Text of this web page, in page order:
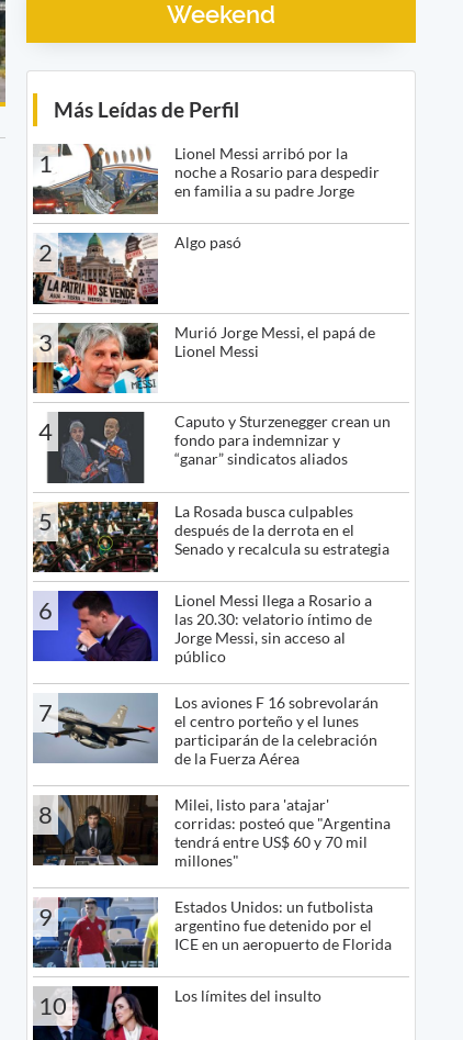
Weekend
Más Leídas de Perfil
1
Lionel Messi arribó por la
noche a Rosario para despedir
en familia a su padre Jorge
2 Algo pasó
3
Murió Jorge Messi, el papá de
Lionel Messi
4
Caputo y Sturzenegger crean un
fondo para indemnizar y
“ganar” sindicatos aliados
5
La Rosada busca culpables
después de la derrota en el
Senado y recalcula su estrategia
6
Lionel Messi llega a Rosario a
las 20.30: velatorio íntimo de
Jorge Messi, sin acceso al
público
7
Los aviones F 16 sobrevolarán
el centro porteño y el lunes
participarán de la celebración
de la Fuerza Aérea
8
Milei, listo para 'atajar'
corridas: posteó que "Argentina
tendrá entre US$ 60 y 70 mil
millones"
9
Estados Unidos: un futbolista
argentino fue detenido por el
ICE en un aeropuerto de Florida
10 Los límites del insulto